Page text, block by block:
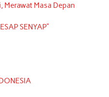
t
e
u
b
Merawat Masa Depan
SENYAP”